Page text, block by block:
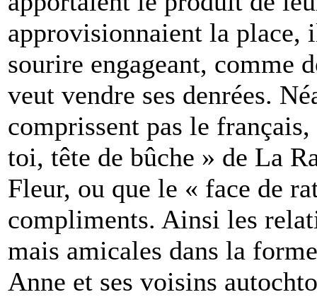
approvisionnaient la place,
sourire engageant, comme
veut vendre ses denrées.
comprissent pas le
toi, tête de bûche » de La
Fleur, ou que le « face de
compliments. Ainsi les
mais amicales dans la
Anne et ses voisins